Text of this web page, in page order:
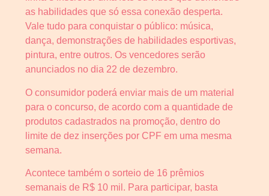
as habilidades que só essa conexão desperta.
Vale tudo para conquistar o público: música,
dança, demonstrações de habilidades esportivas,
pintura, entre outros. Os vencedores serão
anunciados no dia 22 de dezembro.
O consumidor poderá enviar mais de um material
para o concurso, de acordo com a quantidade de
produtos cadastrados na promoção, dentro do
limite de dez inserções por CPF em uma mesma
semana.
Acontece também o sorteio de 16 prêmios
semanais de R$ 10 mil. Para participar, basta